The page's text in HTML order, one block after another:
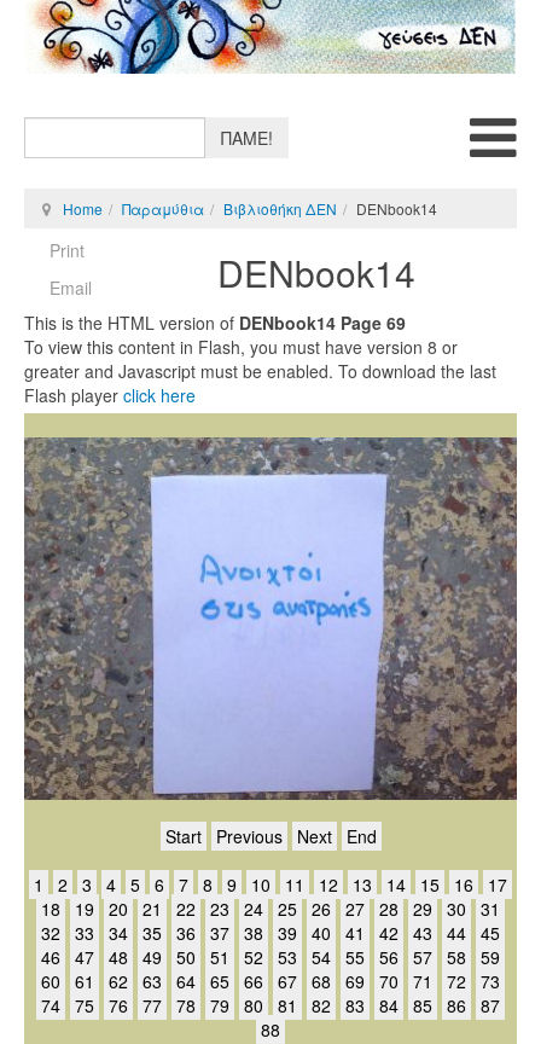
ΠΑΜΕ!
Home Παραμύθια Βιβλιοθήκη ΔΕΝ DENbook14
Print
Email
DENbook14
This is the HTML version of DENbook14 Page 69
To view this content in Flash, you must have version 8 or
greater and Javascript must be enabled. To download the last
Flash player click here
Start Previous Next
End
1
2 3 4 5 6 7 8 9 10 11 12 13 14 15 16
17
18
19 20 21 22 23 24 25 26 27 28 29 30
31
32
33 34 35 36 37 38 39 40 41 42 43 44 45
46
47 48 49 50 51 52 53 54 55 56 57 58
59
60
61 62 63 64 65 66 67 68 69 70 71 72
73
74 75 76 77 78 79 80 81 82 83 84 85 86
87
88